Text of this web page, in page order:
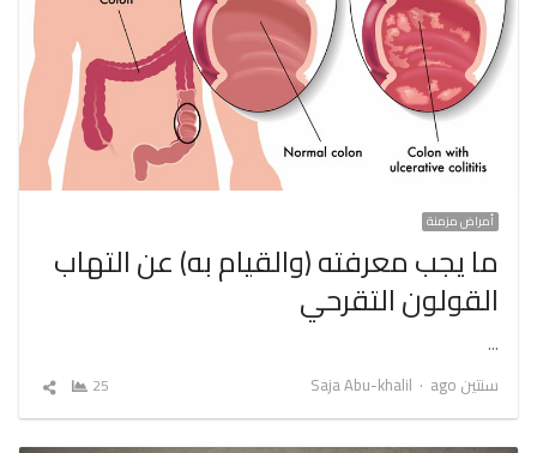
أمراض مزمنة
ما يجب معرفته (والقيام به) عن التهاب
القولون التقرحي
…
سنتين ago
Author
Saja Abu-khalil
25
شارك